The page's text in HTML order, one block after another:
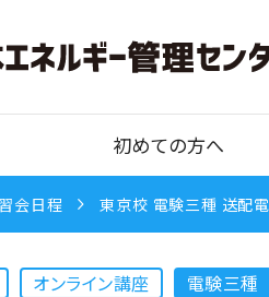
初めての方へ
会日程 東京校 電験三種 送配
オンライン講座 電験三種